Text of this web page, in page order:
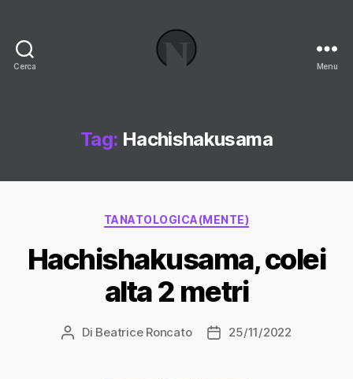
Cerca
Blog
Menu
Tag: Hachishakusama
Categorie
TANATOLOGICA(MENTE)
Hachishakusama, colei
alta 2 metri
Autore
Di Beatrice Roncato
Data25/11/2022